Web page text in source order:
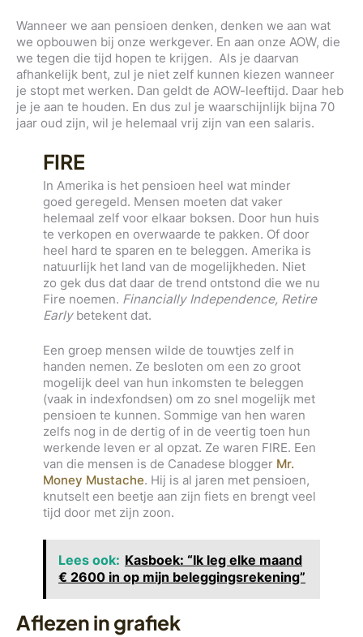
Wanneer we aan pensioen denken, denken we aan wat
we opbouwen bij onze werkgever. En aan onze AOW, die
we tegen die tijd hopen te krijgen. Als je daarvan
afhankelijk bent, zul je niet zelf kunnen kiezen wanneer
je stopt met werken. Dan geldt de AOW-leeftijd. Daar heb
je je aan te houden. En dus zul je waarschijnlijk bijna 70
jaar oud zijn, wil je helemaal vrij zijn van een salaris.
FIRE
In Amerika is het pensioen heel wat minder
goed geregeld. Mensen moeten dat vaker
helemaal zelf voor elkaar boksen. Door hun huis
te verkopen en overwaarde te pakken. Of door
heel hard te sparen en te beleggen. Amerika is
natuurlijk het land van de mogelijkheden. Niet
zo gek dus dat daar de trend ontstond die we nu
Fire noemen. Financially Independence, Retire
Earlybetekent dat.
Een groep mensen wilde de touwtjes zelf in
handen nemen. Ze besloten om een zo groot
mogelijk deel van hun inkomsten te beleggen
(vaak in indexfondsen) om zo snel mogelijk met
pensioen te kunnen. Sommige van hen waren
zelfs nog in de dertig of in de veertig toen hun
werkende leven er al opzat. Ze waren FIRE. Een
van die mensen is de Canadese blogger Mr.
Money Mustache. Hij is al jaren met pensioen,
knutselt een beetje aan zijn fiets en brengt veel
tijd door met zijn zoon.
Lees ook: Kasboek: “Ik leg elke maand
€ 2600 in op mijn beleggingsrekening”
Aflezen in grafiek